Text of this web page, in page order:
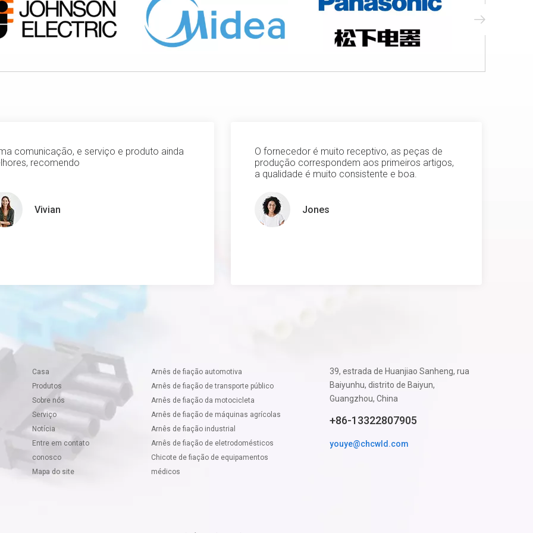
comunicação, e serviço e produto ainda
recomendo
Vivian
O fornecedor é muito receptivo, as peças de
produção correspondem aos primeiros artigos,
a qualidade é muito consistente e boa.
Jones
Casa
Produtos
Sobre nós
Serviço
Notícia
Entre em contato
conosco
Mapa do site
Arnês de fiação automotiva
Arnês de fiação de transporte público
Arnês de fiação da motocicleta
Arnês de fiação de máquinas agrícolas
Arnês de fiação industrial
Arnês de fiação de eletrodomésticos
Chicote de fiação de equipamentos
médicos
39, estrada de Huanjiao Sanheng, rua
Baiyunhu, distrito de Baiyun,
Guangzhou, China
+86-13322807905
youye@chcwld.com